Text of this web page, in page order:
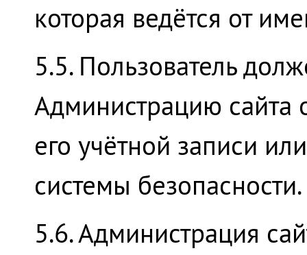
которая ведётся от
5.5. Пользователь
Администрацию сайта
его учётной записи
системы безопасности.
5.6. Администрация